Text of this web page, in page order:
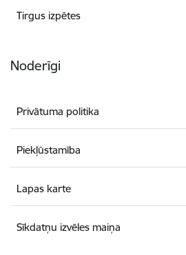
Tirgus izpētes
Noderīgi
Privātuma politika
Piekļūstamība
Lapas karte
Sīkdatņu izvēles maiņa